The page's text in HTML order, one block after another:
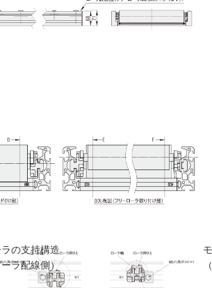
の支持構造
ラ配線側）